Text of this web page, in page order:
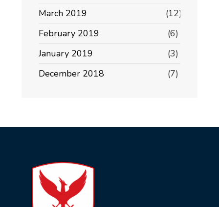
March 2019
(12)
February 2019
(6)
January 2019
(3)
December 2018
(7)